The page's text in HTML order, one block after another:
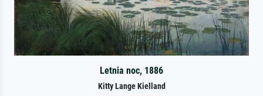
Letnia noc, 1886
Kitty Lange Kielland